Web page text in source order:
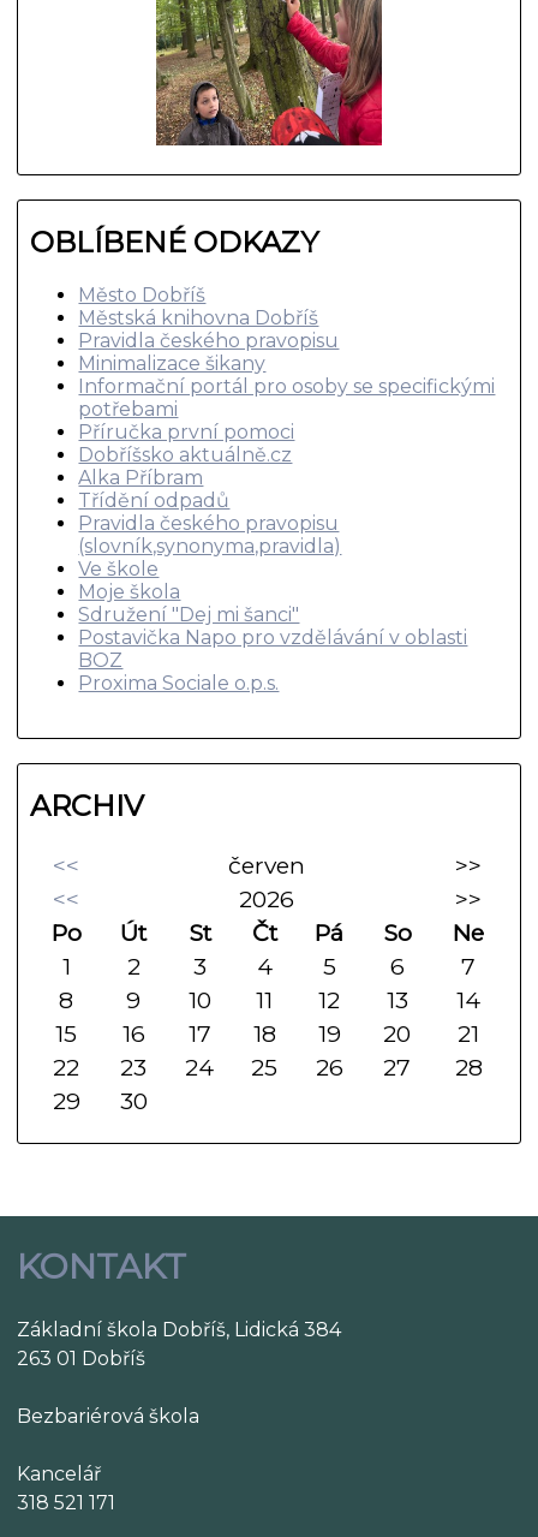
OBLÍBENÉ ODKAZY
Město Dobříš
Městská knihovna Dobříš
Pravidla českého pravopisu
Minimalizace šikany
Informační portál pro osoby se specifickými
potřebami
Příručka první pomoci
Dobříšsko aktuálně.cz
Alka Příbram
Třídění odpadů
Pravidla českého pravopisu
(slovník,synonyma,pravidla)
Ve škole
Moje škola
Sdružení "Dej mi šanci"
Postavička Napo pro vzdělávání v oblasti
BOZ
Proxima Sociale o.p.s.
ARCHIV
<< červen
>>
<<
2026
>>
Po
Út St Čt Pá So
Ne
1
2 3 4 5 6
7
8
9 10 11 12 13
14
15
16 17 18 19 20
21
22
23 24 25 26 27
28
29
30
KONTAKT
Základní škola Dobříš, Lidická 384
263 01 Dobříš
Bezbariérová škola
Kancelář
318 521 171